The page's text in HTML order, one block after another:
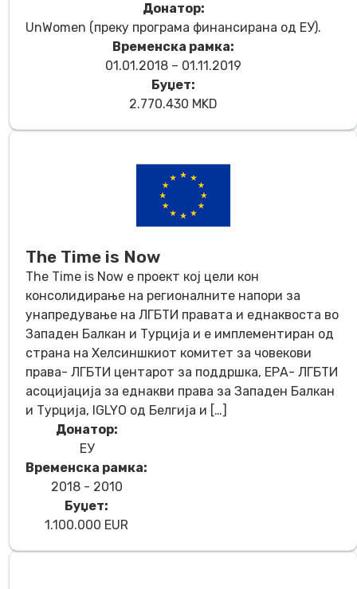
Донатор:
UnWomen (преку програма финансирана од EУ).
Временска рамка:
01.01.2018 – 01.11.2019
Буџет:
2.770.430 MKD
The Time is Now
The Time is Now e проект кој цели кон
консолидирање на регионалните напори за
унапредување на ЛГБТИ правата и еднаквоста во
Западен Балкан и Турција и е имплементиран од
страна на Хелсиншкиот комитет за човекови
права- ЛГБТИ центарот за поддршка, ЕРА- ЛГБТИ
асоцијација за еднакви права за Западен Балкан
и Турција, IGLYO од Белгија и […]
Донатор:
ЕУ
Временска рамка:
2018 - 2010
Буџет:
1.100.000 EUR